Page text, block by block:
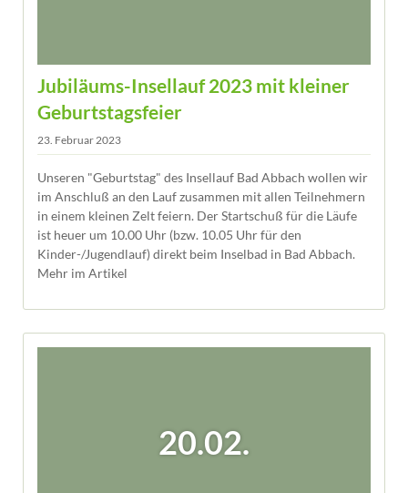
Jubiläums-Insellauf 2023 mit kleiner
Geburtstagsfeier
23. Februar 2023
Unseren "Geburtstag" des Insellauf Bad Abbach wollen wir
im Anschluß an den Lauf zusammen mit allen Teilnehmern
in einem kleinen Zelt feiern. Der Startschuß für die Läufe
ist heuer um 10.00 Uhr (bzw. 10.05 Uhr für den
Kinder-/Jugendlauf) direkt beim Inselbad in Bad Abbach.
Mehr im Artikel
20.02.